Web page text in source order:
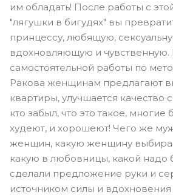
им обладать! После работы с
"лягушки в бигудях" вы
принцессу, любящую,
вдохновляющую и чувственную.
самостоятельной работы по
Ракова женщинам предлагают
квартиры, улучшается качество
кто забыл, что это такое, многие
худеют, и хорошеют! Чего же
женщин, какую женщину
какую в любовницы, какой надо
сделали предложение руки и
источником силы и вдохновения